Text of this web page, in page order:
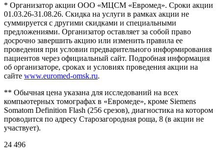
* Организатор акции ООО «МЦСМ «Евромед». Сроки акции
01.03.26-31.08.26. Скидка на услуги в рамках акции не
суммируется с другими скидками и специальными
предложениями. Организатор оставляет за собой право
досрочно завершить акцию или изменить правила ее
проведения при условии предварительного информирования
пациентов через официальный сайт. Подробная информация
об организаторе, сроках и условиях проведения акции на
сайте www.euromed-omsk.ru.
** Обычная цена указана для исследований на всех
компьютерных томографах в «Евромеде», кроме Siemens
Somatom Definition Flash (256 срезов), диагностика на котором
проводится по адресу Старозагородная роща, 8 (в акции не
участвует).
24 496